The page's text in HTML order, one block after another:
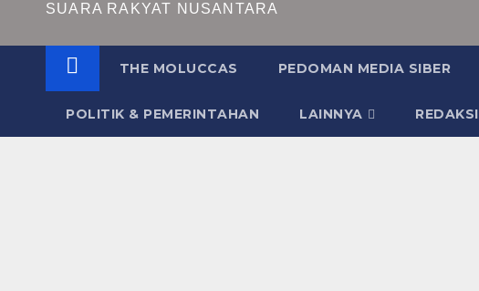
SUARA RAKYAT NUSANTARA
THE MOLUCCAS PEDOMAN MEDIA SIBER
POLITIK & PEMERINTAHAN LAINNYA REDAKSI